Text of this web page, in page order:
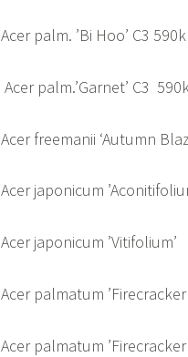
Acer palm. ’Bi Hoo’ C3
Acer palm.’Garnet’ C3
Acer freemanii ‘Autumn
Acer japonicum
Acer japonicum
Acer palmatum
Acer palmatum